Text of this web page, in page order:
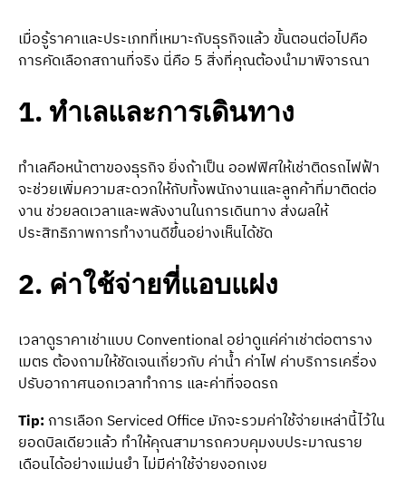
เมื่อรู้ราคาและประเภทที่เหมาะกับธุรกิจแล้ว ขั้นตอนต่อไปคือ
การคัดเลือกสถานที่จริง นี่คือ 5 สิ่งที่คุณต้องนำมาพิจารณา
1. ทำเลและการเดินทาง
ทำเลคือหน้าตาของธุรกิจ ยิ่งถ้าเป็น ออฟฟิศให้เช่าติดรถไฟฟ้า
จะช่วยเพิ่มความสะดวกให้กับทั้งพนักงานและลูกค้าที่มาติดต่อ
งาน ช่วยลดเวลาและพลังงานในการเดินทาง ส่งผลให้
ประสิทธิภาพการทำงานดีขึ้นอย่างเห็นได้ชัด
2. ค่าใช้จ่ายที่แอบแฝง
เวลาดูราคาเช่าแบบ Conventional อย่าดูแค่ค่าเช่าต่อตาราง
เมตร ต้องถามให้ชัดเจนเกี่ยวกับ ค่าน้ำ ค่าไฟ ค่าบริการเครื่อง
ปรับอากาศนอกเวลาทำการ และค่าที่จอดรถ
Tip: การเลือก Serviced Office มักจะรวมค่าใช้จ่ายเหล่านี้ไว้ใน
ยอดบิลเดียวแล้ว ทำให้คุณสามารถควบคุมงบประมาณราย
เดือนได้อย่างแม่นยำ ไม่มีค่าใช้จ่ายงอกเงย